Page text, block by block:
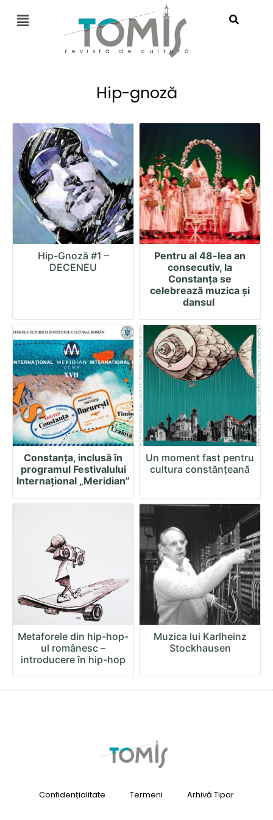
revistă de cultură
Hip-gnoză
Hip-Gnoză #1 –
DECENEU
Pentru al 48-lea an
consecutiv, la
Constanța se
celebrează muzica și
dansul
Constanța, inclusă în
programul Festivalului
Internațional „Meridian”
Un moment fast pentru
cultura constănțeană
Metaforele din hip-hop-
ul românesc –
introducere în hip-hop
Muzica lui Karlheinz
Stockhausen
Confidențialitate Termeni Arhivă Tipar